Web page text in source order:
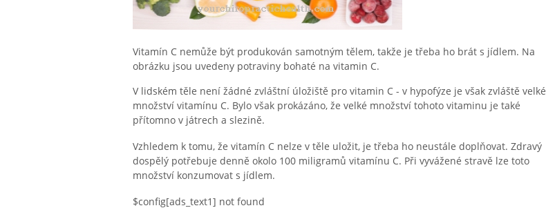
Vitamín C nemůže být produkován samotným tělem, takže je třeba ho brát s jídlem. Na
obrázku jsou uvedeny potraviny bohaté na vitamin C.
V lidském těle není žádné zvláštní úložiště pro vitamin C - v hypofýze je však zvláště velké
množství vitamínu C. Bylo však prokázáno, že velké množství tohoto vitaminu je také
přítomno v játrech a slezině.
Vzhledem k tomu, že vitamín C nelze v těle uložit, je třeba ho neustále doplňovat. Zdravý
dospělý potřebuje denně okolo 100 miligramů vitamínu C. Při vyvážené stravě lze toto
množství konzumovat s jídlem.
$config[ads_text1] not found